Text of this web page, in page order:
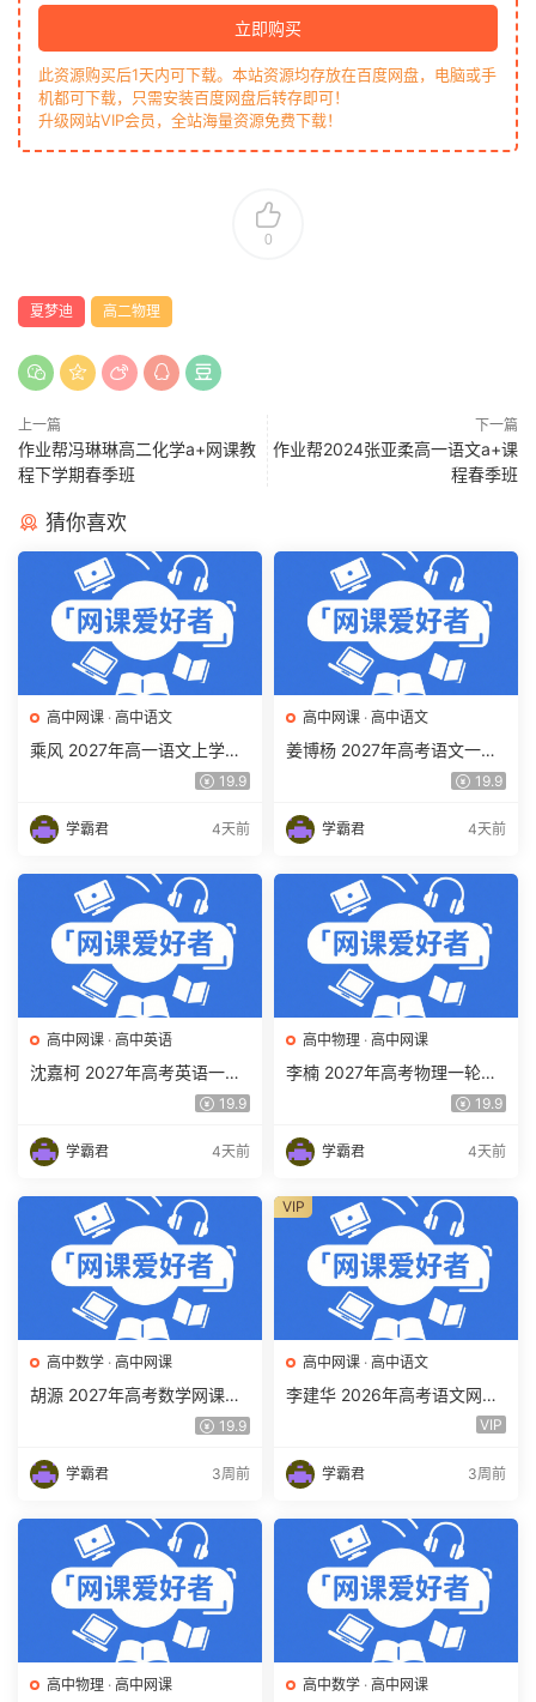
立即购买
此资源购买后1天内可下载。本站资源均存放在百度网盘，电脑或手
机都可下载，只需安装百度网盘后转存即可！
升级网站VIP会员，全站海量资源免费下载！
0
夏梦迪 高二物理
上一篇
作业帮冯琳琳高二化学a+网课教
程下学期春季班
下一篇
作业帮2024张亚柔高一语文a+课
程春季班
猜你喜欢
高中网课 · 高中语文
乘风 2027年高一语文上学期
网课教程 高一语文 暑假班视
19.9
学霸君 4天前
高中网课 · 高中语文
姜博杨 2027年高考语文一轮
复习网课教程 高三语文 上学
下载
19.9
学霸君 4天前
高中网课 · 高中英语
沈嘉柯 2027年高考英语一轮
复习网课教程 高三英语 上学
下载
19.9
学霸君 4天前
高中物理 · 高中网课
李楠 2027年高考物理一轮复
习网课教程 高三物理 上学期
载
19.9
学霸君 4天前
高中数学 · 高中网课
胡源 2027年高考数学网课教
程 高三数学 一轮复习暑假班
19.9
学霸君 3周前
高中网课 · 高中语文
李建华 2026年高考语文网课
教程 高三语文 a+二三轮复习
VIP
学霸君 3周前
VIP
高中物理 · 高中网课 高中数学 · 高中网课